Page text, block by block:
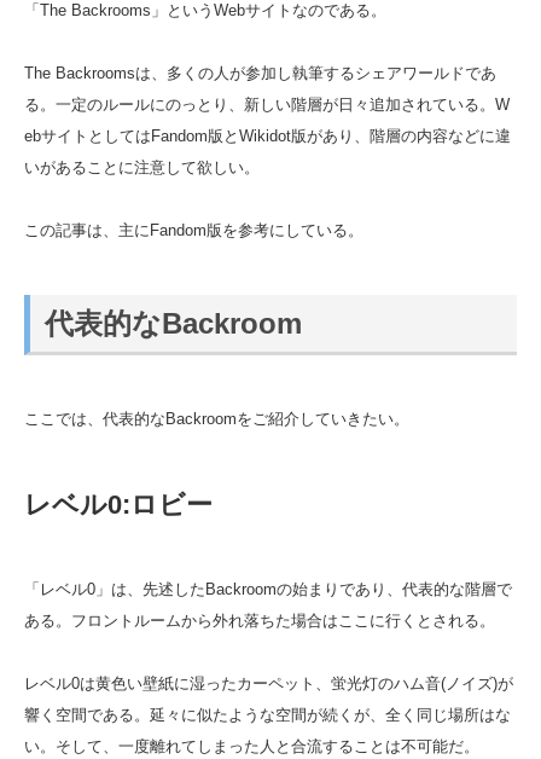
「The Backrooms」というWebサイトなのである。
The Backroomsは、多くの人が参加し執筆するシェアワールドであ
る。一定のルールにのっとり、新しい階層が日々追加されている。W
ebサイトとしてはFandom版とWikidot版があり、階層の内容などに違
いがあることに注意して欲しい。
この記事は、主にFandom版を参考にしている。
代表的なBackroom
ここでは、代表的なBackroomをご紹介していきたい。
レベル0:ロビー
「レベル0」は、先述したBackroomの始まりであり、代表的な階層で
ある。フロントルームから外れ落ちた場合はここに行くとされる。
レベル0は黄色い壁紙に湿ったカーペット、蛍光灯のハム音(ノイズ)が
響く空間である。延々に似たような空間が続くが、全く同じ場所はな
い。そして、一度離れてしまった人と合流することは不可能だ。